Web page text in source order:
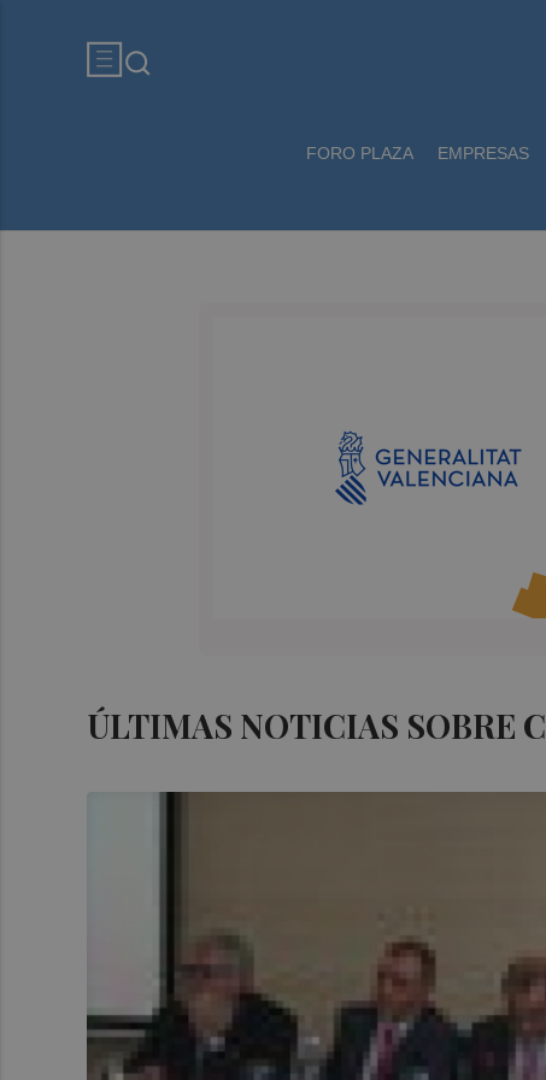
FORO PLAZA EMPRESAS
ÚLTIMAS NOTICIAS SOBRE